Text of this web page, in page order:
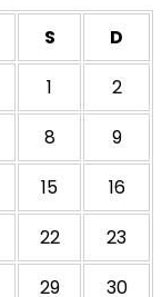
S
D
1
2
8
9
15
16
22
23
29
30